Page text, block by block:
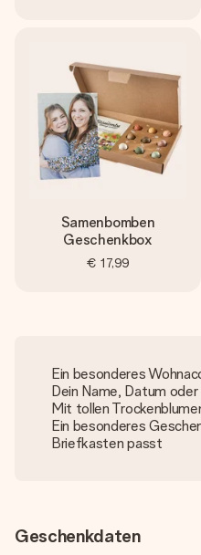
Samenbomben
Geschenkbox
€ 17,99
Ein besonderes
Dein Name, Datum
Mit tollen
Ein besonderes
Briefkasten passt
Geschenkdaten